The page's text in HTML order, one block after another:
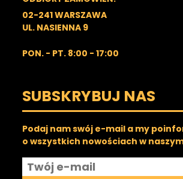
02-241 WARSZAWA
UL. NASIENNA 9
PON. - PT. 8:00 - 17:00
SUBSKRYBUJ NAS
Podaj nam swój e-mail a my
o wszystkich nowościach w